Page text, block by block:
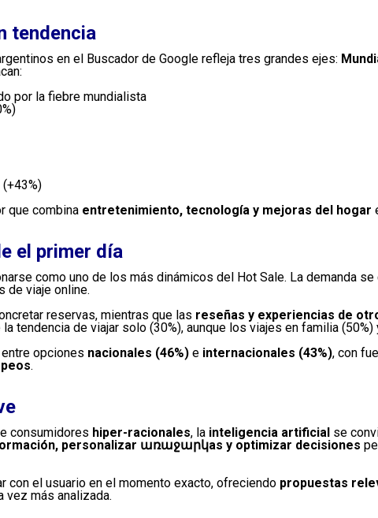
tendencia
en el Buscador de Google refleja tres grandes ejes:
por la fiebre mundialista
(+43%)
que combina entretenimiento, tecnología y mejoras del hogar
el primer día
como uno de los más dinámicos del Hot Sale. La demanda
de viaje online.
reservas, mientras que las reseñas y experiencias de
tendencia de viajar solo (30%), aunque los viajes en familia (50%)
opciones nacionales (46%) e internacionales (43%), con
.
consumidores hiper-racionales, la inteligencia artificial se
personalizar առաջարկas y optimizar decisiones
con el usuario en el momento exacto, ofreciendo propuestas
vez más analizada.